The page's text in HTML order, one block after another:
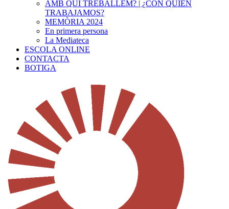
AMB QUI TREBALLEM? | ¿CON QUIÉN
TRABAJAMOS?
MEMÒRIA 2024
En primera persona
La Mediateca
ESCOLA ONLINE
CONTACTA
BOTIGA